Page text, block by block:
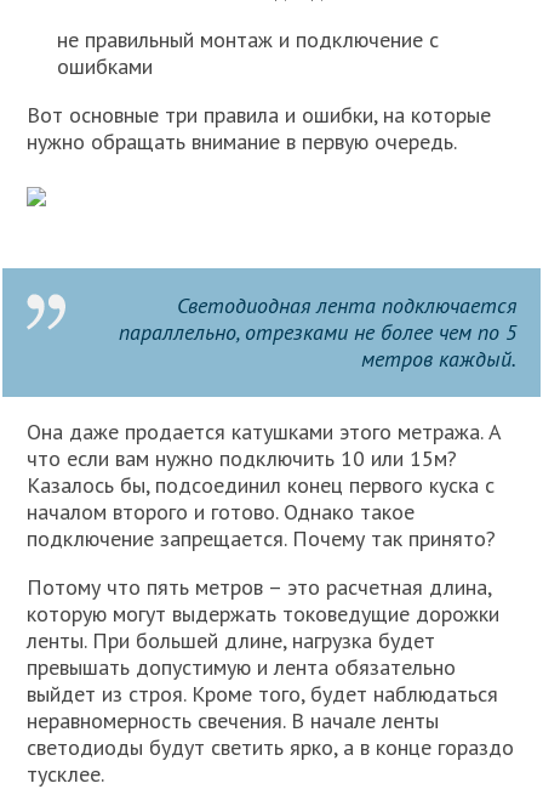
не правильный монтаж и подключение с
ошибками
Вот основные три правила и ошибки, на которые
нужно обращать внимание в первую очередь.
Светодиодная лента подключается
параллельно, отрезками не более чем по 5
метров каждый.
Она даже продается катушками этого метража. А
что если вам нужно подключить 10 или 15м?
Казалось бы, подсоединил конец первого куска с
началом второго и готово. Однако такое
подключение запрещается. Почему так принято?
Потому что пять метров – это расчетная длина,
которую могут выдержать токоведущие дорожки
ленты. При большей длине, нагрузка будет
превышать допустимую и лента обязательно
выйдет из строя. Кроме того, будет наблюдаться
неравномерность свечения. В начале ленты
светодиоды будут светить ярко, а в конце гораздо
тусклее.